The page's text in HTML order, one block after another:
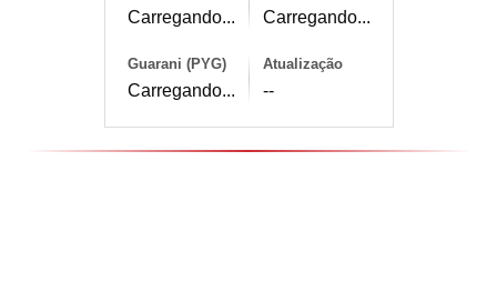
Carregando... Carregando...
Guarani (PYG)
Carregando...
Atualização
--